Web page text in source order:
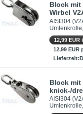
Block mit
Wirbel
AISI304
12,99 EUR
12,99 EUR
Block mit
knick-/
AISI304